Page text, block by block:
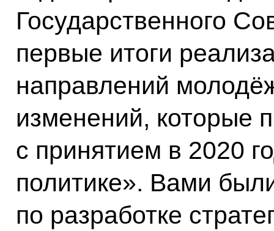
Государственного
первые итоги
направлений
изменений, которые
с принятием в 2020
политике». Вами
по разработке